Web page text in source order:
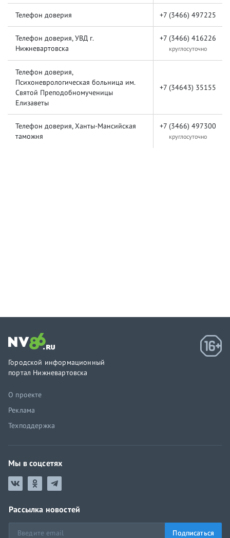
Телефон доверия +7 (3466) 497225
Телефон доверия, УВД г.
Нижневартовска
+7 (3466) 416226
круглосуточно
Телефон доверия,
Психоневрологическая больница им.
Святой Преподобномученицы
Елизаветы
+7 (34643) 35155
Телефон доверия, Ханты-Мансийская
таможня
+7 (3466) 497300
круглосуточно
Городской информационный
портал Нижневартовска
О проекте
Реклама
Техподдержка
Мы в соцсетях
Рассылка новостей
Подписаться